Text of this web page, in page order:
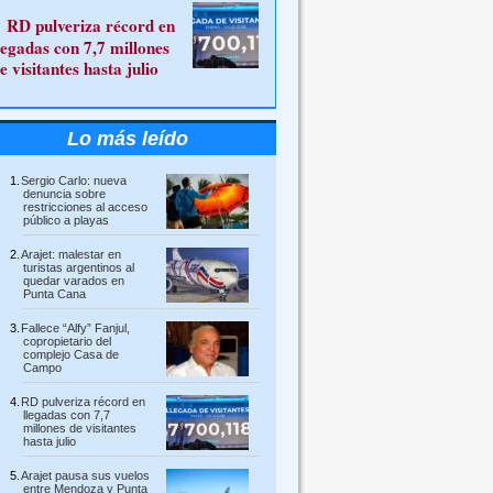
RD pulveriza récord en
con 7,7 millones
visitantes hasta julio
Lo más leído
Sergio Carlo: nueva
denuncia sobre
restricciones al acceso
público a playas
Arajet: malestar en
turistas argentinos al
quedar varados en
Punta Cana
Fallece “Alfy” Fanjul,
copropietario del
complejo Casa de
Campo
RD pulveriza récord en
llegadas con 7,7
millones de visitantes
hasta julio
Arajet pausa sus vuelos
entre Mendoza y Punta